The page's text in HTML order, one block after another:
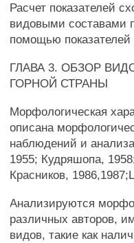
Расчет показателей
видовыми составами
помощью
ГЛАВА 3. ОБЗОР
ГОРНОЙ СТРАНЫ
Морфологическая
описана
наблюдений и
1955; Кудряшопа,
Красников,
Анализируются
различных авторов,
видов, такие как